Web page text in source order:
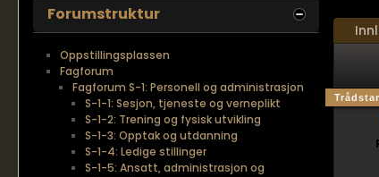
Forumstruktur
Oppstillingsplassen
Fagforum
Fagforum S-1: Personell og administrasjon
S-1-1: Sesjon, tjeneste og verneplikt
S-1-2: Trening og fysisk utvikling
S-1-3: Opptak og utdanning
S-1-4: Ledige stillinger
S-1-5: Ansatt, administrasjon og